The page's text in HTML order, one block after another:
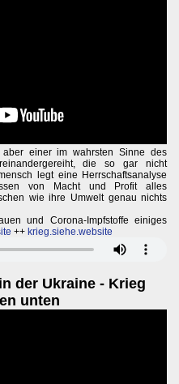
einer im wahrsten Sinne des
die so gar nicht
legt eine Herrschaftsanalyse
von Macht und Profit alles
wie ihre Umwelt genau nichts
und Corona-Impfstoffe einiges
++ krieg.siehe.website
der Ukraine - Krieg
unten